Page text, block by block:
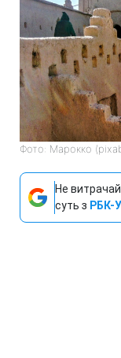
Фото: Марокко
Не
суть з РБК-